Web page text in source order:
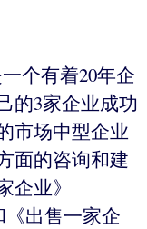
一个有着20年企
的3家企业成功
市场中型企业
面的咨询和建
企业》
《出售一家企